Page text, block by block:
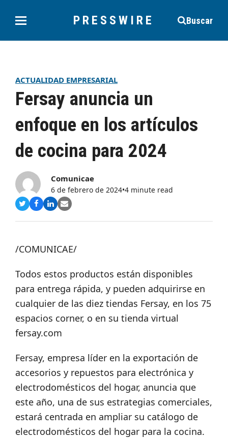
PRESSWIRE Buscar
ACTUALIDAD EMPRESARIAL
Fersay anuncia un
enfoque en los artículos
de cocina para 2024
Comunicae
6 de febrero de 2024•4 minute read
Compartir
Twitter
Compartir
Facebook
Compartir
LinkedIn
Share
Email
/COMUNICAE/
Todos estos productos están disponibles
para entrega rápida, y pueden adquirirse en
cualquier de las diez tiendas Fersay, en los 75
espacios corner, o en su tienda virtual
fersay.com
Fersay, empresa líder en la exportación de
accesorios y repuestos para electrónica y
electrodomésticos del hogar, anuncia que
este año, una de sus estrategias comerciales,
estará centrada en ampliar su catálogo de
electrodomésticos del hogar para la cocina.